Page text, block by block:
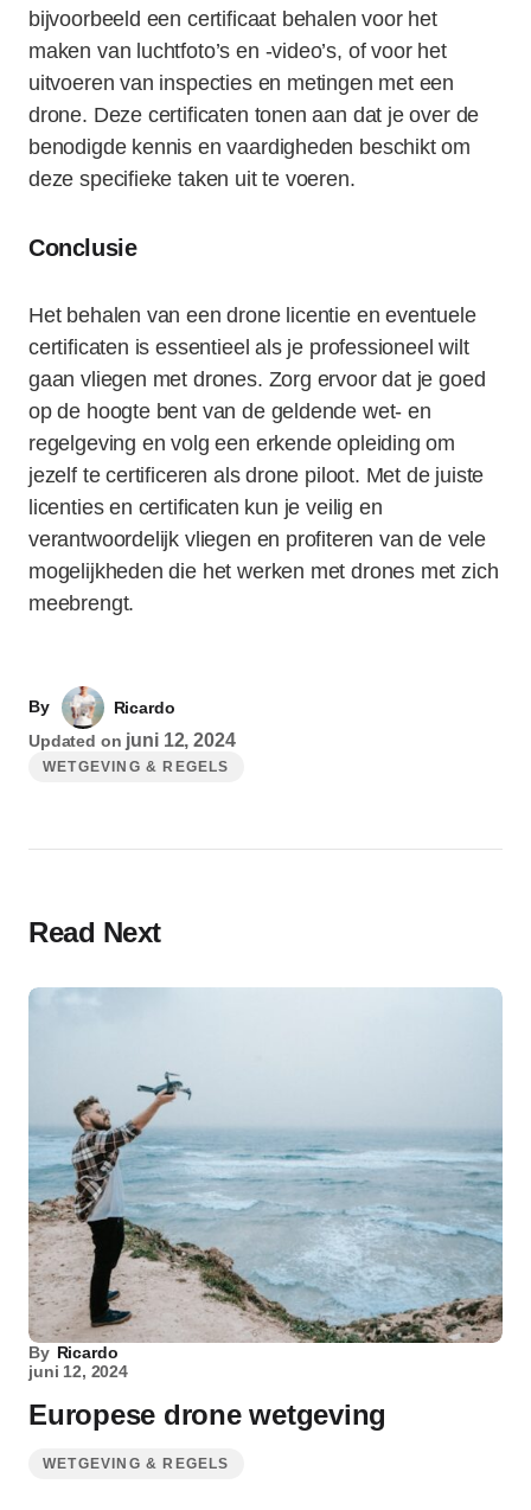
bijvoorbeeld een certificaat behalen voor het
maken van luchtfoto’s en -video’s, of voor het
uitvoeren van inspecties en metingen met een
drone. Deze certificaten tonen aan dat je over de
benodigde kennis en vaardigheden beschikt om
deze specifieke taken uit te voeren.
Conclusie
Het behalen van een drone licentie en eventuele
certificaten is essentieel als je professioneel wilt
gaan vliegen met drones. Zorg ervoor dat je goed
op de hoogte bent van de geldende wet- en
regelgeving en volg een erkende opleiding om
jezelf te certificeren als drone piloot. Met de juiste
licenties en certificaten kun je veilig en
verantwoordelijk vliegen en profiteren van de vele
mogelijkheden die het werken met drones met zich
meebrengt.
By
Ricardo
Updated on juni 12, 2024
WETGEVING & REGELS
Read Next
By Ricardo
juni 12, 2024
Europese drone wetgeving
WETGEVING & REGELS